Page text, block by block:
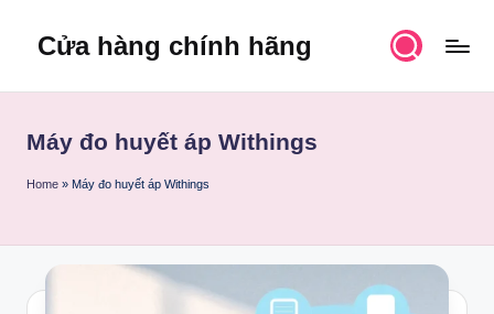
Cửa hàng chính hãng
Máy đo huyết áp Withings
Home » Máy đo huyết áp Withings